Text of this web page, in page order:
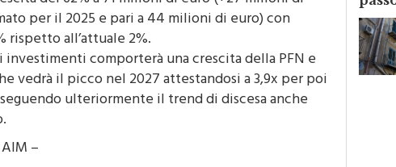
del 62% a 71 milioni di euro (+27 milioni di
per il 2025 e pari a 44 milioni di euro) con
rispetto all’attuale 2%.
comporterà una crescita della PFN e
vedrà il picco nel 2027 attestandosi a 3,9x per poi
ulteriormente il trend di discesa anche
–